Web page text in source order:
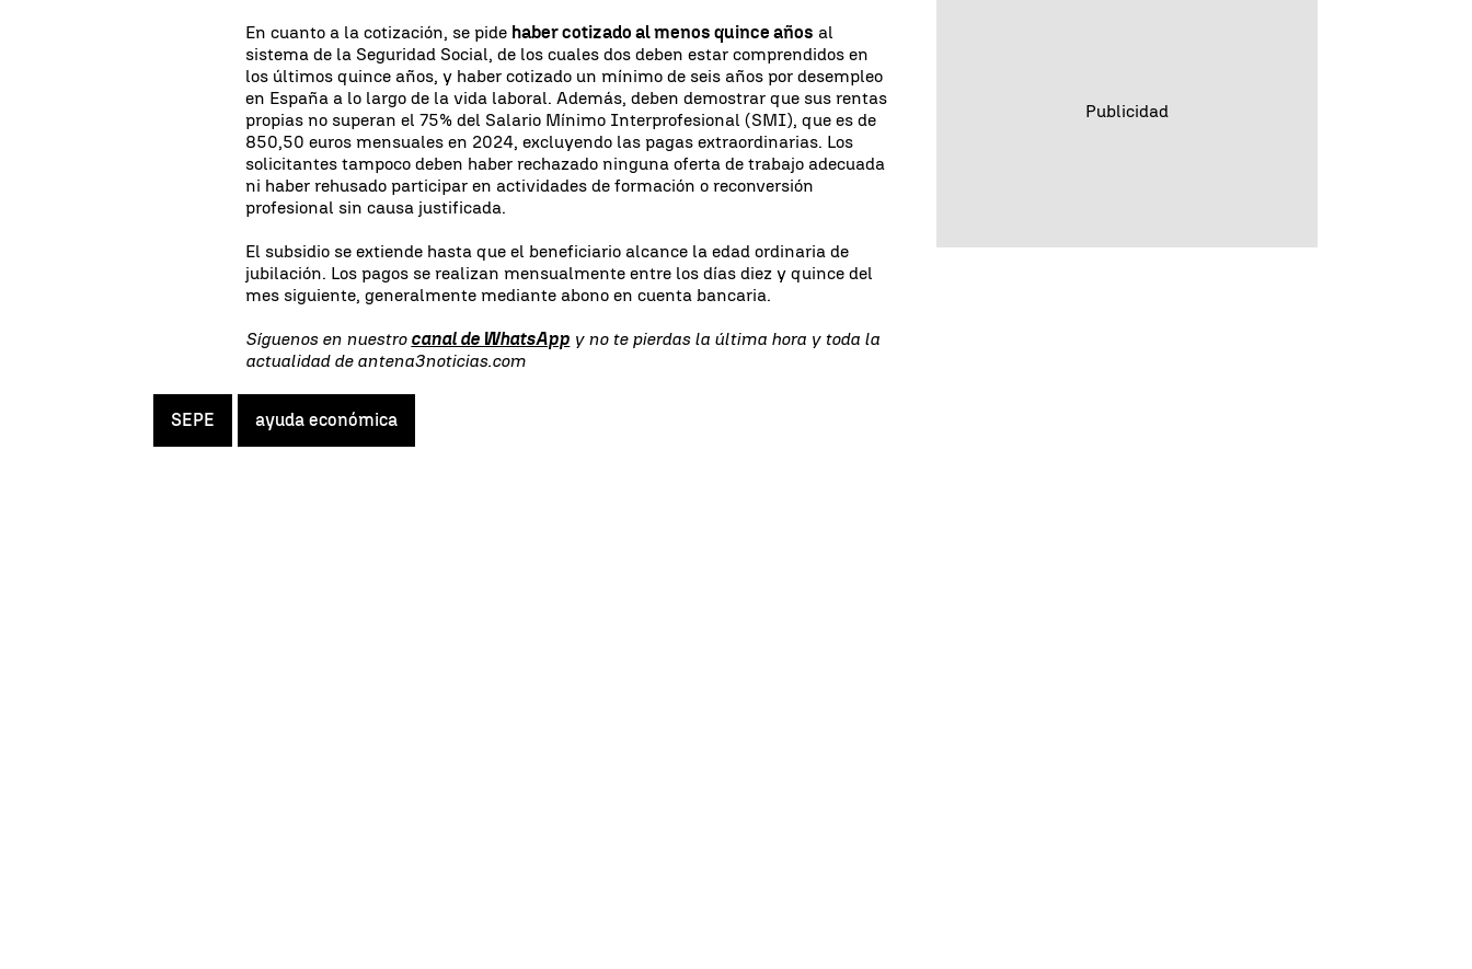
En cuanto a la cotización, se pide haber cotizado al menos quince años al
sistema de la Seguridad Social, de los cuales dos deben estar comprendidos en
los últimos quince años, y haber cotizado un mínimo de seis años por desempleo
en España a lo largo de la vida laboral. Además, deben demostrar que sus rentas
propias no superan el 75% del Salario Mínimo Interprofesional (SMI), que es de
850,50 euros mensuales en 2024, excluyendo las pagas extraordinarias. Los
solicitantes tampoco deben haber rechazado ninguna oferta de trabajo adecuada
ni haber rehusado participar en actividades de formación o reconversión
profesional sin causa justificada.
El subsidio se extiende hasta que el beneficiario alcance la edad ordinaria de
jubilación. Los pagos se realizan mensualmente entre los días diez y quince del
mes siguiente, generalmente mediante abono en cuenta bancaria.
Síguenos en nuestro canal de WhatsApp y no te pierdas la última hora y toda la
actualidad de antena3noticias.com
SEPE ayuda económica